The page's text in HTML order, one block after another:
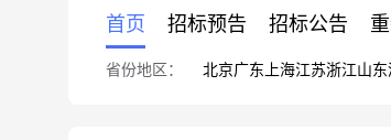
首页 招标预告 招标公告
省份地区： 北京广东 上海江苏浙江山东